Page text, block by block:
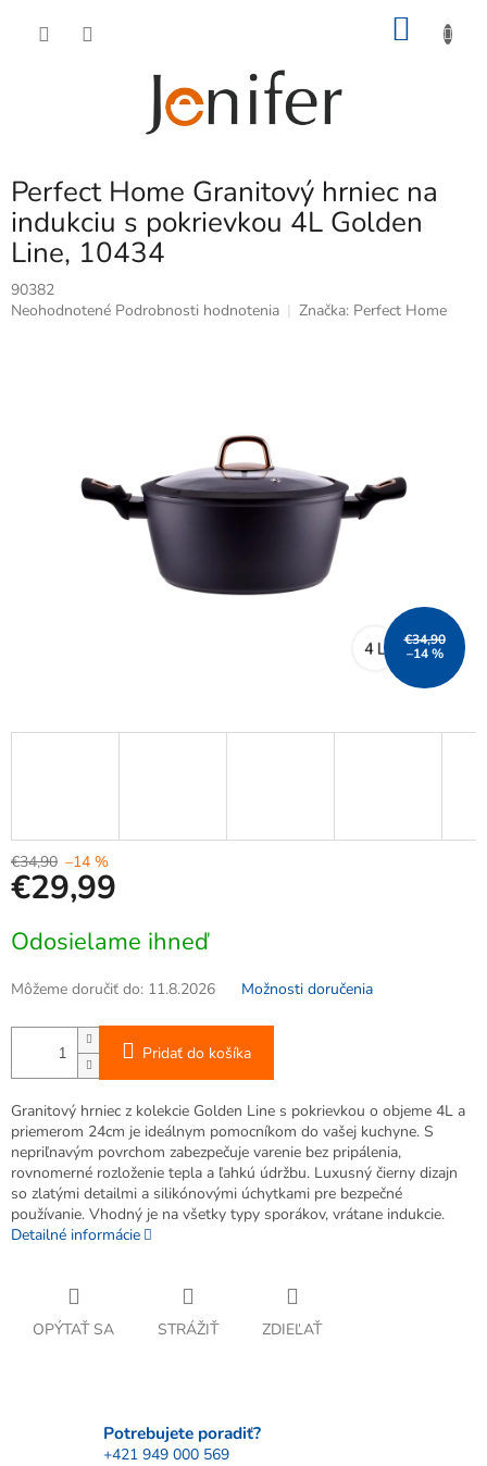
Perfect Home Granitový hrniec na
indukciu s pokrievkou 4L Golden
Line, 10434
90382
Priemerné
Neohodnotené Podrobnosti hodnotenia Značka: Perfect Home
€34,90
–14 %
€34,90 –14 %
€29,99
cena:
Odosielame ihneď
Môžeme doručiť do: 11.8.2026 Možnosti doručenia
Pridať do košíka
Granitový hrniec z kolekcie Golden Line s pokrievkou o objeme 4L a
priemerom 24cm je ideálnym pomocníkom do vašej kuchyne. S
nepriľnavým povrchom zabezpečuje varenie bez pripálenia,
rovnomerné rozloženie tepla a ľahkú údržbu. Luxusný čierny dizajn
so zlatými detailmi a silikónovými úchytkami pre bezpečné
používanie. Vhodný je na všetky typy sporákov, vrátane indukcie.
Detailné informácie
OPÝTAŤ SA STRÁŽIŤ ZDIEĽAŤ
Potrebujete poradiť?
+421 949 000 569